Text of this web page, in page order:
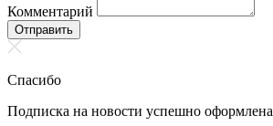
Комментарий
Отправить
Спасибо
Подписка на новости успешно оформлена